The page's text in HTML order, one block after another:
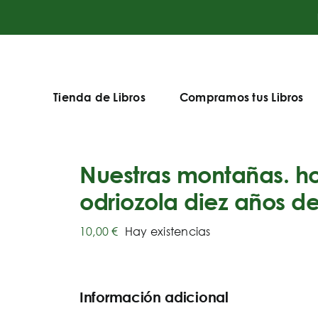
Tienda de Libros Compramos tus Libros
Nuestras montañas.
odriozola diez años
10,00€ Hay existencias
Información adicional